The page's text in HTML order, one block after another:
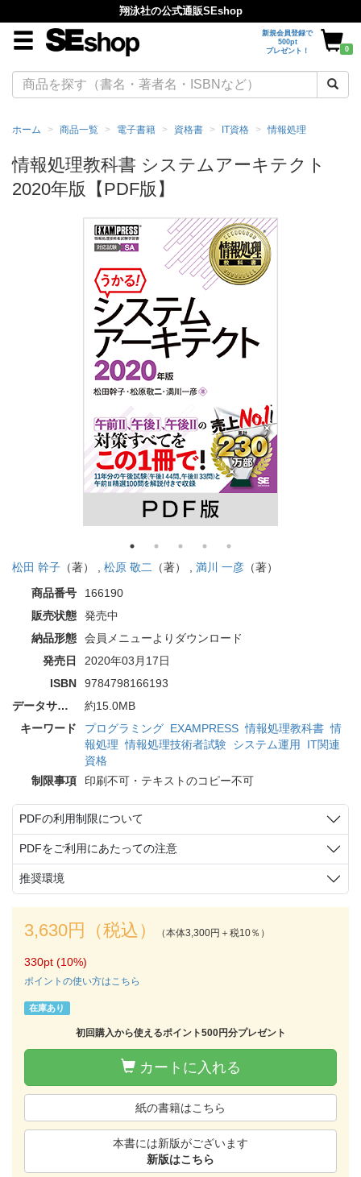
翔泳社の公式通販SEshop
新規会員登録で
500pt
プレゼント！
0
ホーム 商品一覧 電子書籍 資格書 IT資格 情報処理
情報処理教科書 システムアーキテクト
2020年版【PDF版】
松田 幹子 （著） , 松原 敬二 （著） , 満川 一彦 （著）
商品番号
166190
販売状態
発売中
納品形態
会員メニューよりダウンロード
発売日
2020年03月17日
ISBN
9784798166193
データサイズ
約15.0MB
キーワード
プログラミング EXAMPRESS 情報処理教科書 情
報処理 情報処理技術者試験 システム運用
IT関連
資格
制限事項
印刷不可・テキストのコピー不可
PDFの利用制限について
PDFをご利用にあたっての注意
推奨環境
3,630円（税込） （本体3,300円＋税10％）
330pt (10%)
ポイントの使い方はこちら
在庫あり
初回購入から使えるポイント500円分プレゼント
カートに入れる
紙の書籍はこちら
本書には新版がございます
新版はこちら